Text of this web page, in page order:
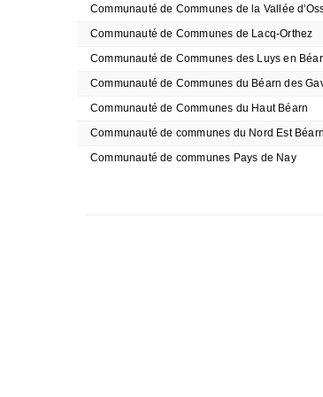
Communauté de Communes de la Vallée
Communauté de Communes de Lacq-Orthez
Communauté de Communes des Luys en
Communauté de Communes du Béarn des
Communauté de Communes du Haut Béarn
Communauté de communes du Nord Est Béarn
Communauté de communes Pays de Nay